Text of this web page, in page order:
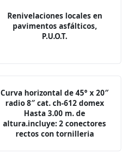
Renivelaciones locales en
pavimentos asfálticos,
P.U.O.T.
Curva horizontal de 45° x 20″
radio 8″ cat. ch-612 domex
Hasta 3.00 m. de
altura.incluye: 2 conectores
rectos con tornilleria